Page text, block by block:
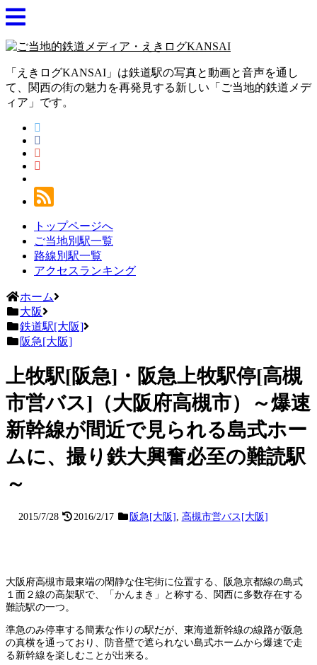
「えきログKANSAI」は鉄道駅の写真と動画と音声を通し
て、関西の街の魅力を再発見する新しい「ご当地的鉄道メデ
ィア」です。
トップページへ
ご当地別駅一覧
路線別駅一覧
アクセスランキング
ホーム
大阪
鉄道駅[大阪]
阪急[大阪]
上牧駅[阪急]・阪急上牧駅停[高槻
市営バス]（大阪府高槻市）～爆速
新幹線が間近で見られる島式ホー
ムに、撮り鉄大興奮必至の難読駅
～
2015/7/28 2016/2/17 阪急[大阪] 高槻市営バス[大阪]
大阪府高槻市最東端の閑静な住宅街に位置する、阪急京都線の島式
１面２線の高架駅で、「かんまき」と称する、関西に多数存在する
難読駅の一つ。
準急のみ停車する簡素な作りの駅だが、東海道新幹線の線路が阪急
の真横を通っており、防音壁で遮られない島式ホームから爆速で走
る新幹線を楽しむことが出来る。